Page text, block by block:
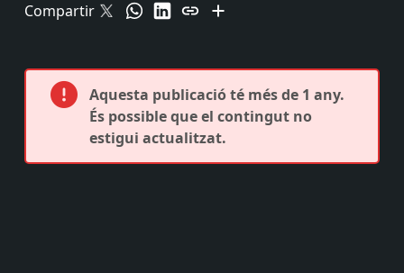
Compartir
Aquesta publicació té més de 1 any.
És possible que el contingut no
estigui actualitzat.